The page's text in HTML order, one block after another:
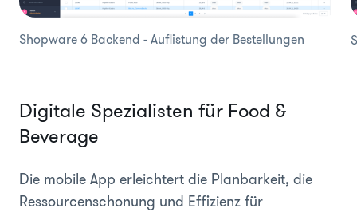
Shopware 6 Backend - Auflistung der Bestellungen
Digitale Spezialisten für Food &
Beverage
Die mobile App erleichtert die Planbarkeit, die
Ressourcenschonung und Effizienz für